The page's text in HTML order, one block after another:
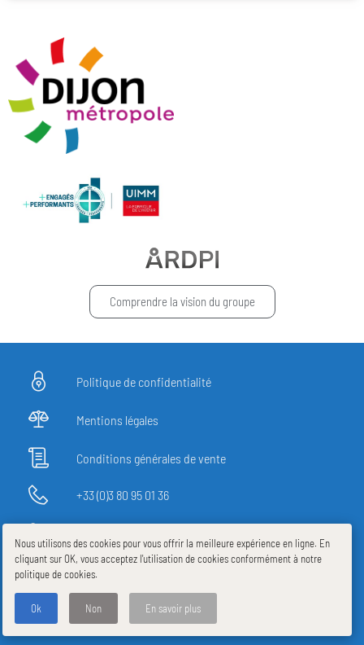
Comprendre la vision du groupe
Politique de confidentialité
Mentions légales
Conditions générales de vente
+33 (0)3 80 95 01 36
lun - ven, 08h00-12h00, 13h00-18h00
Linkedin ARDPI ENERGY
Nous utilisons des cookies pour vous offrir la meilleure expérience en ligne. En
cliquant sur OK, vous acceptez l'utilisation de cookies conformément à notre
politique de cookies.
Ok Non En savoir plus